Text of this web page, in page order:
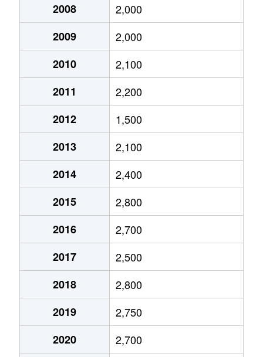
今池
1,400万円
今池(愛知)
今池
1,300万円
今池(愛知)
今池
1,100万円
今池(愛知)
今池
1,900万円
今池(愛知)
今池
1,200万円
今池(愛知)
今池
3,700万円
今池(愛知)
今池
2,000万円
今池(愛知)
今池
1,700万円
今池(愛知)
今池
1,700万円
今池(愛知)
今池
1,200万円
今池(愛知)
今池
1,700万円
今池(愛知)
今池
2,200万円
今池(愛知)
2008
2,000
2009
2,000
2010
2,100
2011
2,200
2012
1,500
2013
2,100
2014
2,400
2015
2,800
2016
2,700
2017
2,500
2018
2,800
2019
2,750
2020
2,700